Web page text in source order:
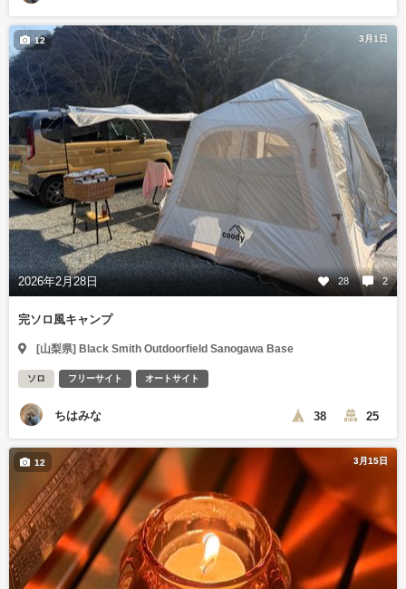
3月1日
2026年2月28日 28 2
12
完ソロ風キャンプ
[山梨県] Black Smith Outdoorfield Sanogawa Base
ソロ フリーサイト オートサイト
ちはみな 38 25
3月15日
12